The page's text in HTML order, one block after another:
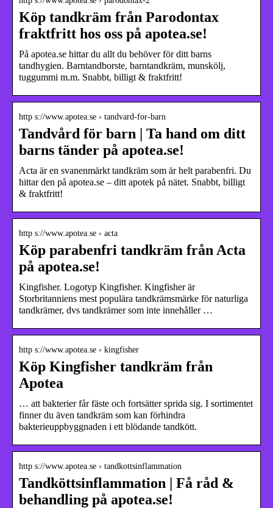
Köp tandkräm från Parodontax
fraktfritt hos oss på apotea.se!
På apotea.se hittar du allt du behöver för ditt barns
tandhygien. Barntandborste, barntandkräm, munskölj,
tuggummi m.m. Snabbt, billigt & fraktfritt!
http s://www.apotea.se › tandvard-for-barn
Tandvård för barn | Ta hand om ditt
barns tänder på apotea.se!
Acta är en svanenmärkt tandkräm som är helt parabenfri. Du
hittar den på apotea.se – ditt apotek på nätet. Snabbt, billigt
& fraktfritt!
http s://www.apotea.se › acta
Köp parabenfri tandkräm från Acta
på apotea.se!
Kingfisher. Logotyp Kingfisher. Kingfisher är
Storbritanniens mest populära tandkrämsmärke för naturliga
tandkrämer, dvs tandkrämer som inte innehåller …
http s://www.apotea.se › kingfisher
Köp Kingfisher tandkräm från
Apotea
… att bakterier får fäste och fortsätter sprida sig. I sortimentet
finner du även tandkräm som kan förhindra
bakterieuppbyggnaden i ett blödande tandkött.
http s://www.apotea.se › tandkottsinflammation
Tandköttsinflammation | Få råd &
behandling på apotea.se!